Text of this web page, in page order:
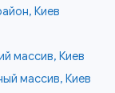
Киев
массив, Киев
массив, Киев